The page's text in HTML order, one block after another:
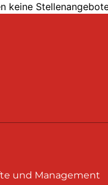
keine
und Management